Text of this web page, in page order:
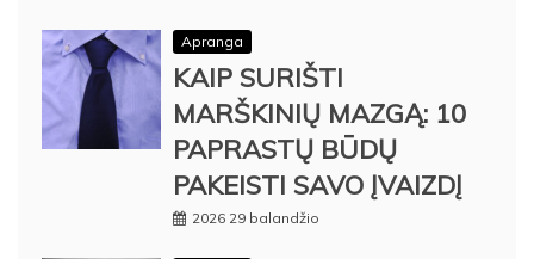
Apranga
KAIP SURIŠTI
MARŠKINIŲ MAZGĄ: 10
PAPRASTŲ BŪDŲ
PAKEISTI SAVO ĮVAIZDĮ
2026 29 balandžio